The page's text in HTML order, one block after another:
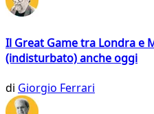
Il Great Game tra Londra e
(indisturbato) anche oggi
di Giorgio Ferrari